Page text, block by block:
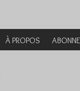
À PROPOS